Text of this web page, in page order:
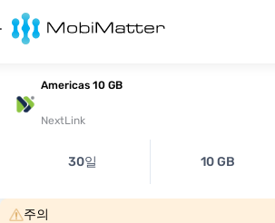
Americas 10 GB
NextLink
30일 10 GB
주의